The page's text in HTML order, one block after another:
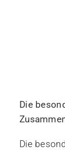
Die
Die